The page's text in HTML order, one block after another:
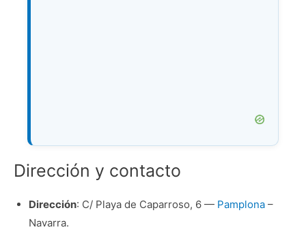
Dirección y contacto
Dirección: C/ Playa de Caparroso, 6 — Pamplona–
Navarra.